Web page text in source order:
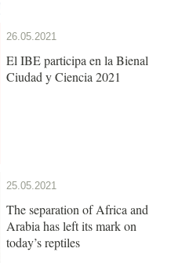
26.05.2021
El IBE participa en la Bienal
Ciudad y Ciencia 2021
25.05.2021
The separation of Africa and
Arabia has left its mark on
today’s reptiles